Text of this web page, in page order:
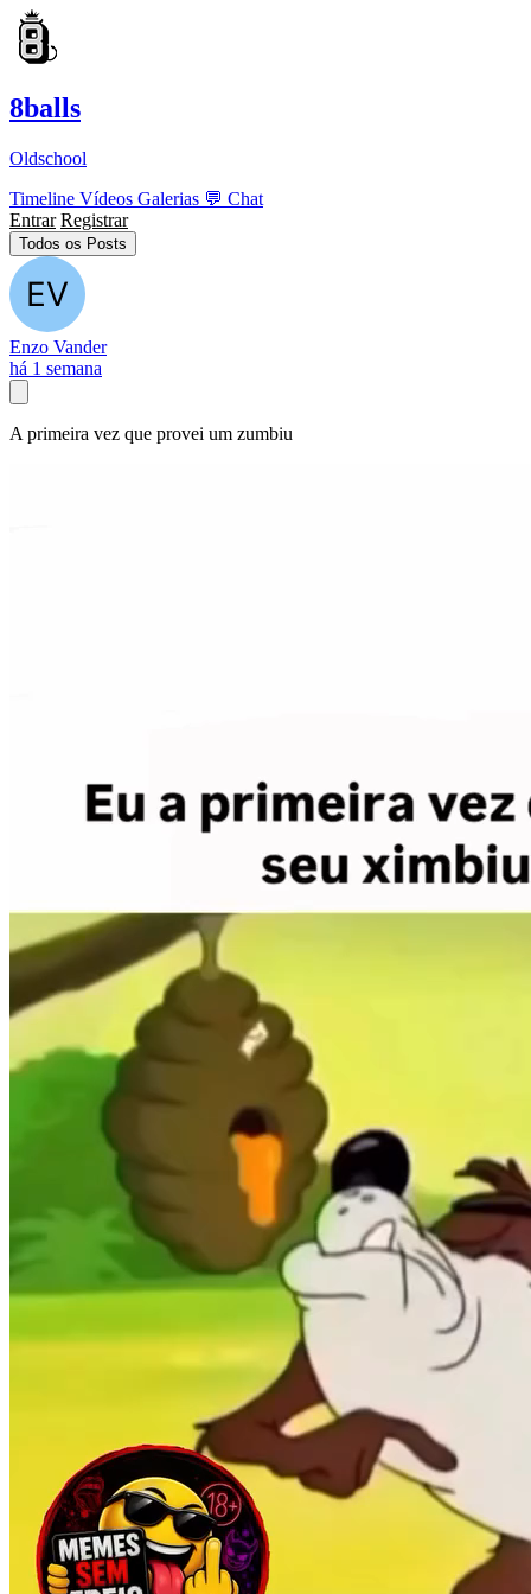
8balls
Oldschool
Timeline Vídeos Galerias 💬 Chat
Entrar Registrar
Todos os Posts
Enzo Vander
há 1 semana
A primeira vez que provei um zumbiu